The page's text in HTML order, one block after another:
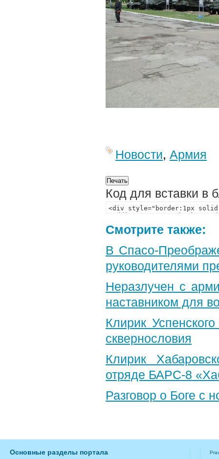
Новости, Армия
Код для вставки в
Смотрите также:
В Спасо-
руководителями
Неразлучен с
наставником для
Клирик
сквернословия
Клирик
отряде БАРС-8
Разговор о Боге с
Основные разделы портала